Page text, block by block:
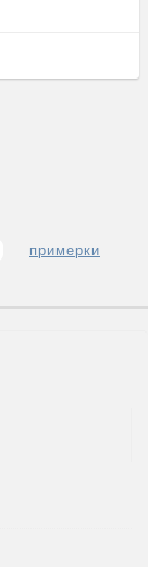
примерки